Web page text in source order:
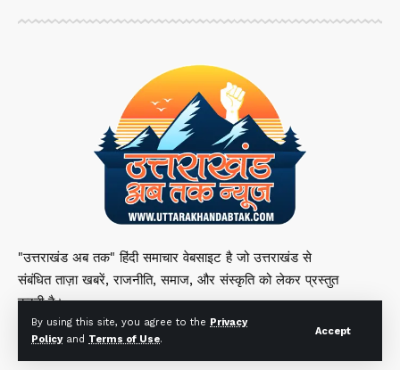
By using this site, you agree to the Privacy
Policyand Terms of Use.
Accept
"उत्तराखंड अब तक" हिंदी समाचार वेबसाइट है जो उत्तराखंड से
संबंधित ताज़ा खबरें, राजनीति, समाज, और संस्कृति को लेकर प्रस्तुत
करती है।